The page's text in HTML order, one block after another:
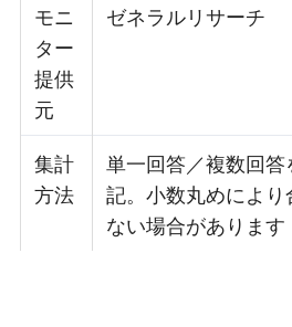
モニ
ター
提供
元
ゼネラルリサーチ
集計
方法
単一回答／複数回
記。小数丸めによ
ない場合があります